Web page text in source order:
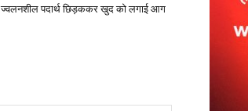
ज्वलनशील पदार्थ छिड़ककर खुद को लगाई आग